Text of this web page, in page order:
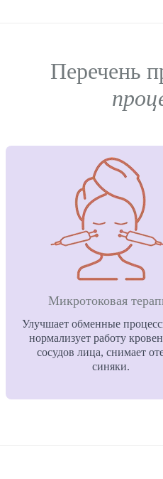
Перечень
Микротоковая
Улучшает обменные
нормализует работу
сосудов лица, снимает
синяки.